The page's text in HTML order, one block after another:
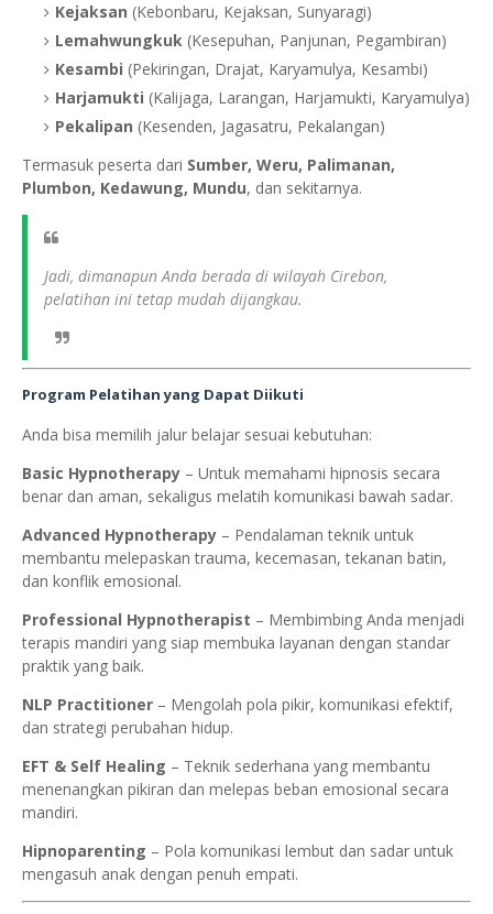
Kejaksan (Kebonbaru, Kejaksan, Sunyaragi)
Lemahwungkuk (Kesepuhan, Panjunan, Pegambiran)
Kesambi (Pekiringan, Drajat, Karyamulya, Kesambi)
Harjamukti (Kalijaga, Larangan, Harjamukti, Karyamulya)
Pekalipan (Kesenden, Jagasatru, Pekalangan)
Termasuk peserta dari Sumber, Weru, Palimanan,
Plumbon, Kedawung, Mundu, dan sekitarnya.
Jadi, dimanapun Anda berada di wilayah Cirebon,
pelatihan ini tetap mudah dijangkau.
Program Pelatihan yang Dapat Diikuti
Anda bisa memilih jalur belajar sesuai kebutuhan:
Basic Hypnotherapy – Untuk memahami hipnosis secara
benar dan aman, sekaligus melatih komunikasi bawah sadar.
Advanced Hypnotherapy – Pendalaman teknik untuk
membantu melepaskan trauma, kecemasan, tekanan batin,
dan konflik emosional.
Professional Hypnotherapist – Membimbing Anda menjadi
terapis mandiri yang siap membuka layanan dengan standar
praktik yang baik.
NLP Practitioner – Mengolah pola pikir, komunikasi efektif,
dan strategi perubahan hidup.
EFT & Self Healing – Teknik sederhana yang membantu
menenangkan pikiran dan melepas beban emosional secara
mandiri.
Hipnoparenting – Pola komunikasi lembut dan sadar untuk
mengasuh anak dengan penuh empati.